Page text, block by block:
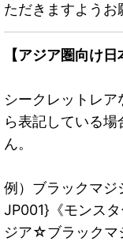
ただきますようお
【アジア圏向け
シークレットレ
ら表記している
ん。
例）ブラックマ
JP001}《モンス
ジア☆ブラックマ